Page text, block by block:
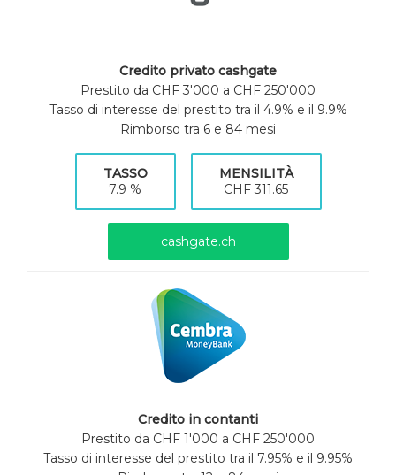
Credito privato cashgate
Prestito da CHF 3'000 a CHF 250'000
Tasso di interesse del prestito tra il 4.9% e il 9.9%
Rimborso tra 6 e 84 mesi
TASSO
7.9 %
MENSILITÀ
CHF 311.65
cashgate.ch
Credito in contanti
Prestito da CHF 1'000 a CHF 250'000
Tasso di interesse del prestito tra il 7.95% e il 9.95%